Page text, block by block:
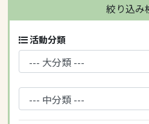
絞り込み
活動分類